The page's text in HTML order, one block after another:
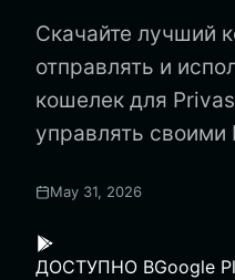
Скачайте лучший
отправлять и
кошелек для
управлять своими
May 31, 2026
ДОСТУПНО ВGoogle